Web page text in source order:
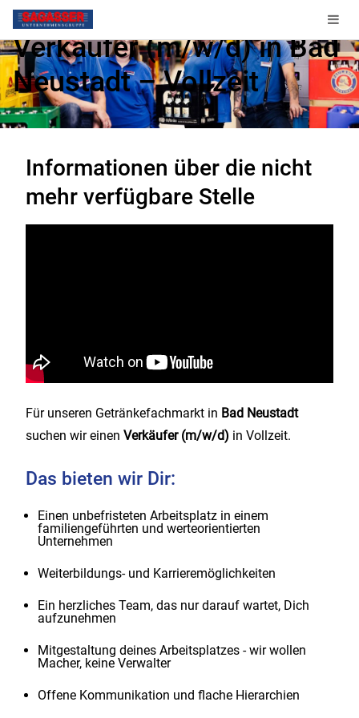
Verkäufer (m/w/d) in Bad
Neustadt – Vollzeit
Informationen über die nicht
mehr verfügbare Stelle
Für unseren Getränkefachmarkt in Bad Neustadt
suchen wir einen Verkäufer (m/w/d) in Vollzeit.
Das bieten wir Dir:
Einen unbefristeten Arbeitsplatz in einem
familiengeführten und werteorientierten
Unternehmen
Weiterbildungs- und Karrieremöglichkeiten
Ein herzliches Team, das nur darauf wartet, Dich
aufzunehmen
Mitgestaltung deines Arbeitsplatzes - wir wollen
Macher, keine Verwalter
Offene Kommunikation und flache Hierarchien